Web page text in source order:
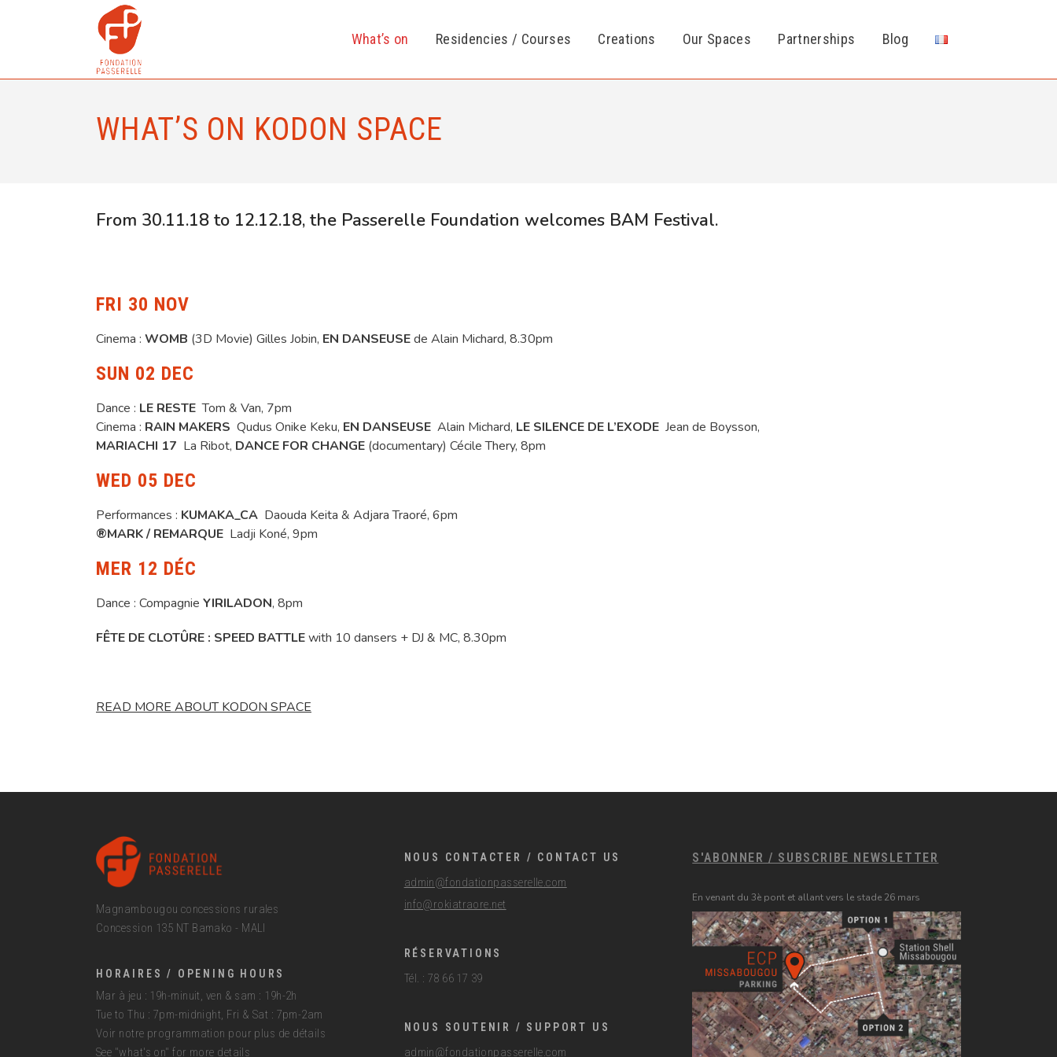
What’s on Residencies / Courses Creations Our Spaces Partnerships Blog
WHAT’S ON KODON SPACE
From 30.11.18 to 12.12.18, the Passerelle Foundation welcomes BAM Festival.
FRI 30 NOV
Cinema : WOMB (3D Movie) Gilles Jobin, EN DANSEUSEde Alain Michard, 8.30pm
SUN 02 DEC
Dance : LE RESTE Tom & Van, 7pm
Cinema : RAIN MAKERS Qudus Onike Keku, EN DANSEUSE Alain Michard, LE SILENCE DE L’EXODE Jean de Boysson,
MARIACHI 17 La Ribot, DANCE FOR CHANGE (documentary) Cécile Thery, 8pm
WED 05 DEC
Performances : KUMAKA_CA Daouda Keita & Adjara Traoré, 6pm
®MARK / REMARQUE Ladji Koné, 9pm
MER 12 DÉC
Dance : Compagnie YIRILADON, 8pm
FÊTE DE CLOTÛRE : SPEED BATTLEwith 10 dansers + DJ & MC, 8.30pm
READ MORE ABOUT KODON SPACE
Magnambougou concessions rurales
Concession 135 NT Bamako - MALI
HORAIRES / OPENING HOURS
Mar à jeu : 19h-minuit, ven & sam : 19h-2h
Tue to Thu : 7pm-midnight, Fri & Sat : 7pm-2am
Voir notre programmation pour plus de détails
See "what's on" for more details
NOUS CONTACTER / CONTACT US
admin@fondationpasserelle.com
info@rokiatraore.net
RÉSERVATIONS
Tél. : 78 66 17 39
NOUS SOUTENIR / SUPPORT US
admin@fondationpasserelle.com
S'ABONNER / SUBSCRIBE NEWSLETTER
En venant du 3è pont et allant vers le stade 26 mars